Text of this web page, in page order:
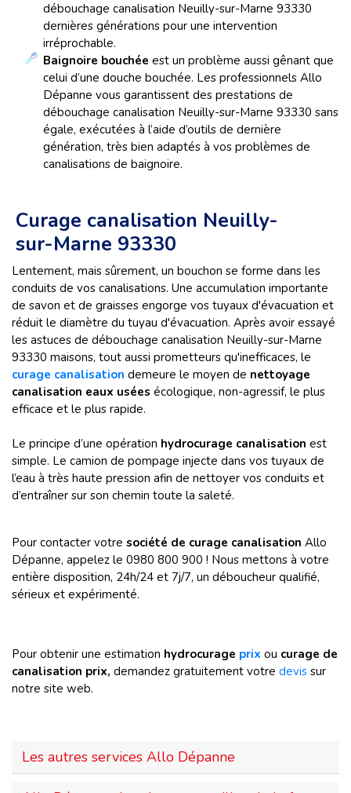
débouchage canalisation Neuilly-sur-Marne 93330
dernières générations pour une intervention
irréprochable.
Baignoire bouchée est un problème aussi gênant que
celui d’une douche bouchée. Les professionnels Allo
Dépanne vous garantissent des prestations de
débouchage canalisation Neuilly-sur-Marne 93330 sans
égale, exécutées à l’aide d’outils de dernière
génération, très bien adaptés à vos problèmes de
canalisations de baignoire.
Curage canalisation Neuilly-
sur-Marne 93330
Lentement, mais sûrement, un bouchon se forme dans les
conduits de vos canalisations. Une accumulation importante
de savon et de graisses engorge vos tuyaux d'évacuation et
réduit le diamètre du tuyau d'évacuation. Après avoir essayé
les astuces de débouchage canalisation Neuilly-sur-Marne
93330 maisons, tout aussi prometteurs qu'inefficaces, le
curage canalisation demeure le moyen de nettoyage
canalisation eaux usées écologique, non-agressif, le plus
efficace et le plus rapide.
Le principe d’une opération hydrocurage canalisation est
simple. Le camion de pompage injecte dans vos tuyaux de
l’eau à très haute pression afin de nettoyer vos conduits et
d’entraîner sur son chemin toute la saleté.
Pour contacter votre société de curage canalisation Allo
Dépanne, appelez le 0980 800 900 ! Nous mettons à votre
entière disposition, 24h/24 et 7j/7, un déboucheur qualifié,
sérieux et expérimenté.
Pour obtenir une estimation hydrocurage prix ou curage de
canalisation prix, demandez gratuitement votre devis sur
notre site web.
Les autres services Allo Dépanne